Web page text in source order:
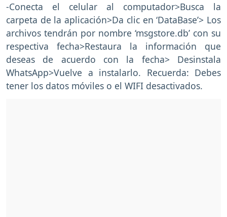
-Conecta el celular al computador>Busca la
carpeta de la aplicación>Da clic en ‘DataBase’> Los
archivos tendrán por nombre ‘msgstore.db’ con su
respectiva fecha>Restaura la información que
deseas de acuerdo con la fecha> Desinstala
WhatsApp>Vuelve a instalarlo. Recuerda: Debes
tener los datos móviles o el WIFI desactivados.